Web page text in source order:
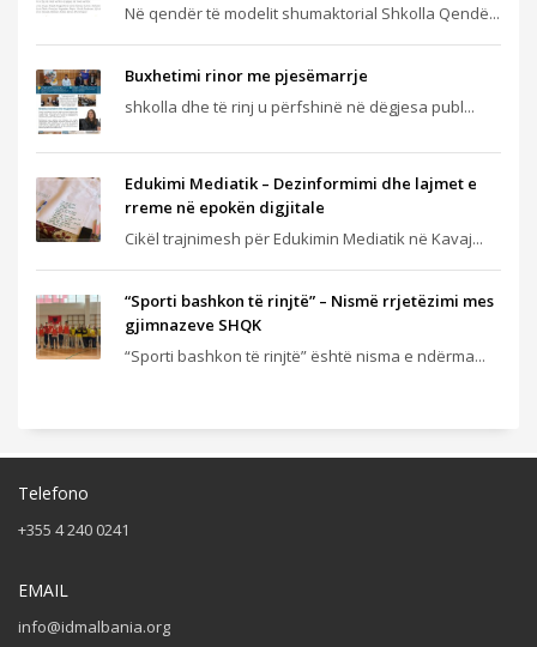
Në qendër të modelit shumaktorial Shkolla Qendë...
Buxhetimi rinor me pjesëmarrje
shkolla dhe të rinj u përfshinë në dëgjesa publ...
Edukimi Mediatik – Dezinformimi dhe lajmet e
rreme në epokën digjitale
Cikël trajnimesh për Edukimin Mediatik në Kavaj...
“Sporti bashkon të rinjtë” – Nismë rrjetëzimi mes
gjimnazeve SHQK
“Sporti bashkon të rinjtë” është nisma e ndërma...
Telefono
+355 4 240 0241
EMAIL
info@idmalbania.org